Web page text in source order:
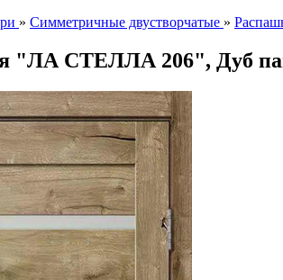
» Симметричные двустворчатые »
"ЛА СТЕЛЛА 206", Дуб